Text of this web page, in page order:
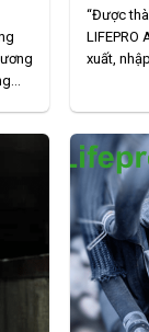
“Được
LIFEPRO
xuất,